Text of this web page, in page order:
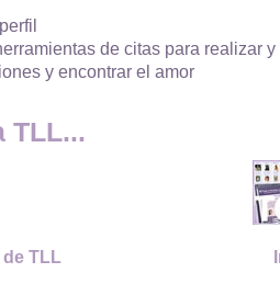
de citas para realizar
y encontrar el amor
TLL...
TLL